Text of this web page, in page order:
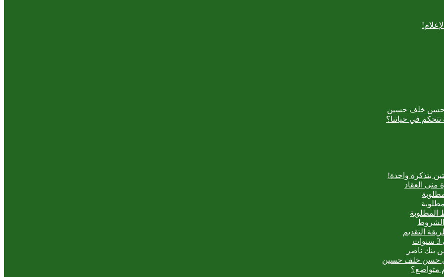
حسن خلف حسين
في حياتنا؟
بتذكرة واحدة!
منى العقاد
المطلوبة
الشروط
بنك ناصر
حسن خلف حسين
متواضع؟